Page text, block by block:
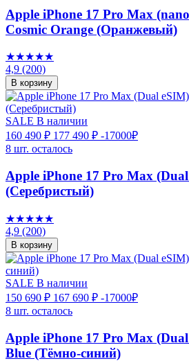
Apple iPhone 17 Pro Max
Cosmic Orange (Оранжевый)
★★★★★
4,9 (200)
В корзину
SALE В наличии
160 490 ₽ 177 490 ₽ -17000₽
8 шт. осталось
Apple iPhone 17 Pro Max
(Серебристый)
★★★★★
4,9 (200)
В корзину
SALE В наличии
150 690 ₽ 167 690 ₽ -17000₽
8 шт. осталось
Apple iPhone 17 Pro Max
Blue (Тёмно-синий)